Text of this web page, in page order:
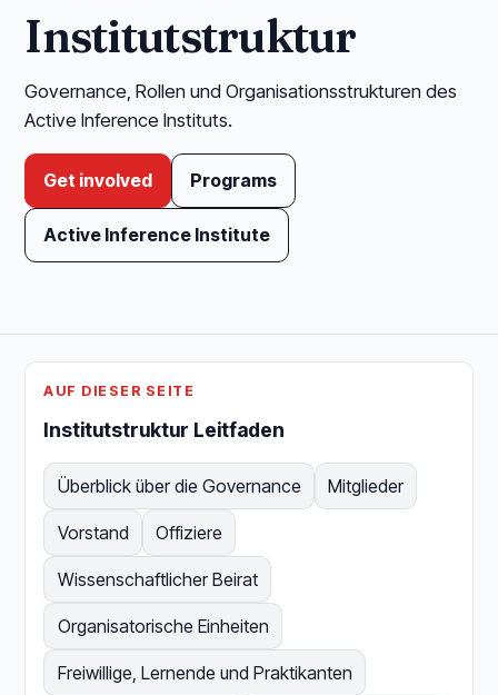
Institutstruktur
Governance, Rollen und Organisationsstrukturen des
Active Inference Instituts.
Get involved Programs
Active Inference Institute
AUF DIESER SEITE
Institutstruktur Leitfaden
Überblick über die Governance Mitglieder
Vorstand Offiziere
Wissenschaftlicher Beirat
Organisatorische Einheiten
Freiwillige, Lernende und Praktikanten